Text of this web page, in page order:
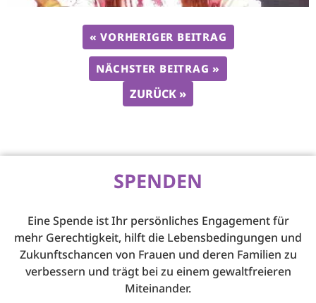
ZURÜCK »
« VORHERIGER BEITRAG
NÄCHSTER BEITRAG »
SPENDEN
Eine Spende ist Ihr persönliches Engagement für
mehr Gerechtigkeit, hilft die Lebensbedingungen und
Zukunftschancen von Frauen und deren Familien zu
verbessern und trägt bei zu einem gewaltfreieren
Miteinander.